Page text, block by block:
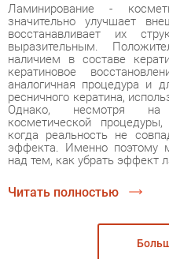
Ламинирование -
значительно улучшает
восстанавливает их
выразительным.
наличием в составе
кератиновое
аналогичная процедура и
ресничного кератина,
Однако, несмотря на
косметической
когда реальность не
эффекта. Именно поэтому
над тем, как убрать эффект
Читать полностью